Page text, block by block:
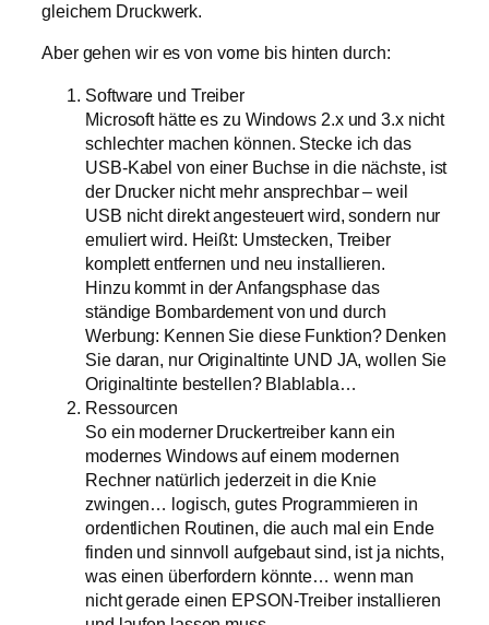
gleichem Druckwerk.
Aber gehen wir es von vorne bis hinten durch:
Software und Treiber
Microsoft hätte es zu Windows 2.x und 3.x nicht
schlechter machen können. Stecke ich das
USB-Kabel von einer Buchse in die nächste, ist
der Drucker nicht mehr ansprechbar – weil
USB nicht direkt angesteuert wird, sondern nur
emuliert wird. Heißt: Umstecken, Treiber
komplett entfernen und neu installieren.
Hinzu kommt in der Anfangsphase das
ständige Bombardement von und durch
Werbung: Kennen Sie diese Funktion? Denken
Sie daran, nur Originaltinte UND JA, wollen Sie
Originaltinte bestellen? Blablabla…
Ressourcen
So ein moderner Druckertreiber kann ein
modernes Windows auf einem modernen
Rechner natürlich jederzeit in die Knie
zwingen… logisch, gutes Programmieren in
ordentlichen Routinen, die auch mal ein Ende
finden und sinnvoll aufgebaut sind, ist ja nichts,
was einen überfordern könnte… wenn man
nicht gerade einen EPSON-Treiber installieren